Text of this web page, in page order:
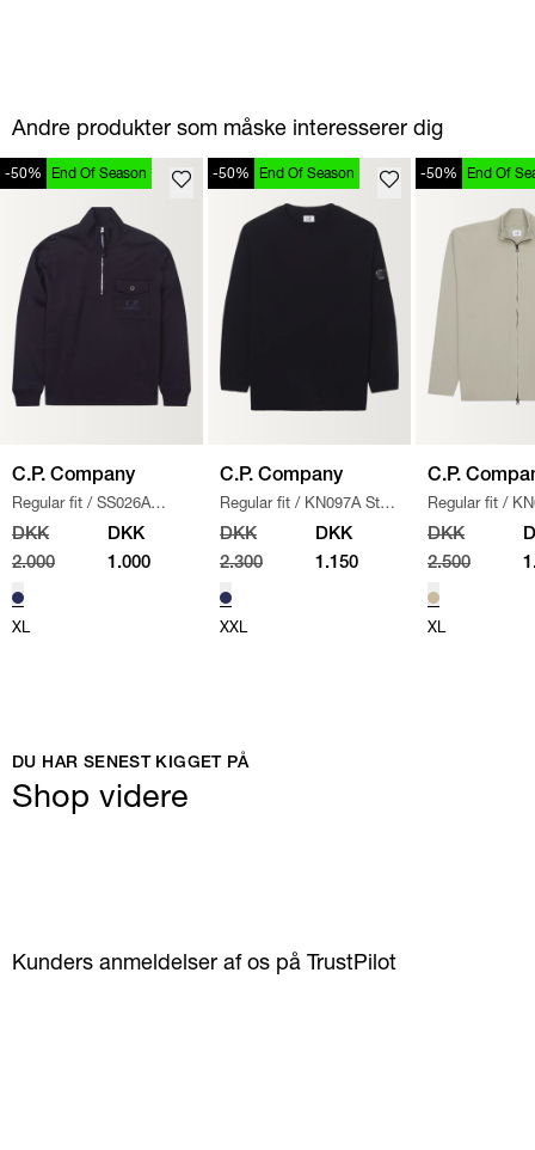
Andre produkter som måske interesserer dig
-50% End Of Season
C.P. Company
Regular fit / SS026A
005086W SWEATSHIRT
DKK
2.000
DKK
1.000
XL
-50% End Of Season
C.P. Company
Regular fit / KN097A Strik
/ NAVY
DKK
2.300
DKK
1.150
XXL
-50% End Of
C.P.
Regular fit /
110560A STRIK
DKK
2.500
XL
DU HAR SENEST KIGGET PÅ
Shop videre
Kunders anmeldelser af os på TrustPilot